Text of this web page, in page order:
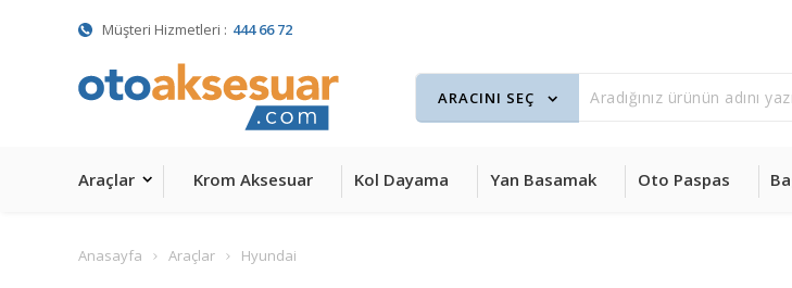
Müşteri Hizmetleri : 444 66 72
Araçlar Krom Aksesuar Kol Dayama Yan Basamak Oto Paspas
Anasayfa Araçlar Hyundai